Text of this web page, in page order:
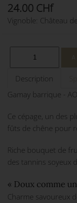
24.00 CHf
Vignoble: Château
Description
Gamay barrique -
Ce cépage, un des
fûts de chêne pour
Riche bouquet de
des tannins soyeux
« Doux comme
Charme savoureux